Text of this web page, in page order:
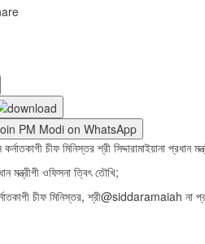
PM Modi on WhatsApp
কর্নাতকাগী চীফ মিনিস্তর শ্রী সিদ্দারামাইয়ানা প্রধান
মন্ত্রীগী ওফিসনা ত্বিৎ তৌখি;
চীফ মিনিস্তর, শ্রী@siddaramaiah